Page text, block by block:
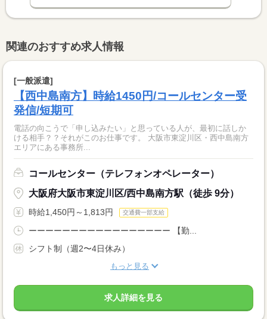
関連のおすすめ求人情報
[一般派遣]
【西中島南方】時給1450円/コールセンター受
発信/短期可
電話の向こうで「申し込みたい」と思っている人が、最初に話しか
ける相手？？それがこのお仕事です。 大阪市東淀川区・西中島南方
エリアにある事務所...
コールセンター（テレフォンオペレーター）
大阪府大阪市東淀川区/西中島南方駅（徒歩 9分）
時給1,450円～1,813円 交通費一部支給
ーーーーーーーーーーーーーーーーー 【勤...
シフト制（週2〜4日休み）
もっと見る
求人詳細を見る